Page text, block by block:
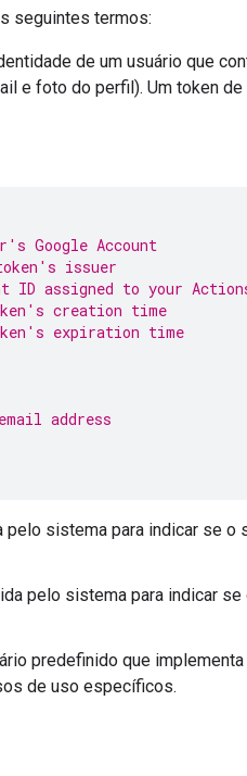
seguintes termos:
de um usuário que
e foto do perfil). Um token
Google Account
issuer
ID assigned to your
creation time
expiration time
address
pelo sistema para indicar se o
pelo sistema para indicar
predefinido que
de uso específicos.